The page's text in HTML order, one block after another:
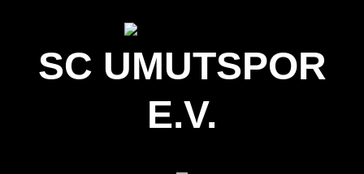
SC UMUTSPOR
E.V.